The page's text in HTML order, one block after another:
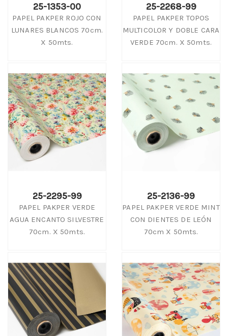
25-1353-00
PAPEL PAKPER ROJO CON
LUNARES BLANCOS 70cm.
X 50mts.
25-2268-99
PAPEL PAKPER TOPOS
MULTICOLOR Y DOBLE CARA
VERDE 70cm. X 50mts.
25-2295-99
PAPEL PAKPER VERDE
AGUA ENCANTO SILVESTRE
70cm. X 50mts.
25-2136-99
PAPEL PAKPER VERDE MINT
CON DIENTES DE LEÓN
70cm X 50mts.